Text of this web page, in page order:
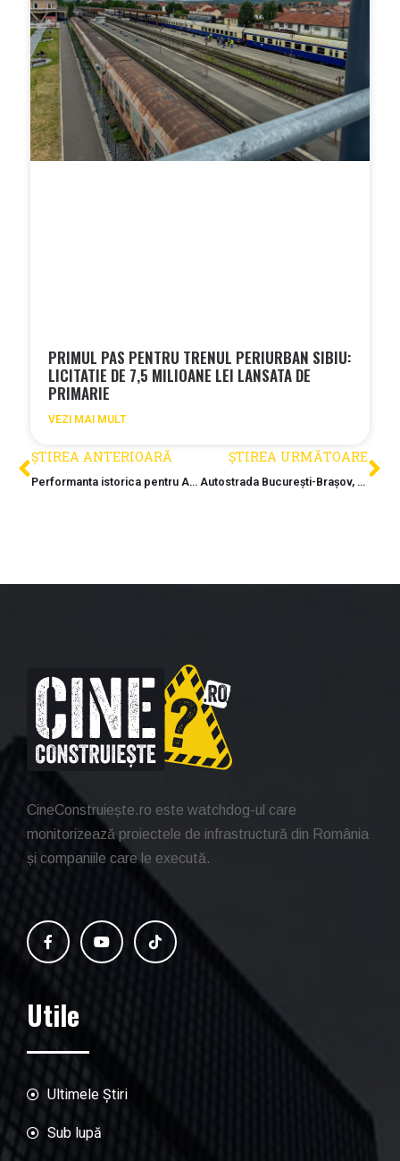
PRIMUL PAS PENTRU TRENUL PERIURBAN SIBIU:
LICITATIE DE 7,5 MILIOANE LEI LANSATA DE
PRIMARIE
VEZI MAI MULT
ȘTIREA ANTERIOARĂ
Performanta istorica pentru AKTOR Romania: Locul 7 în topul celor mai mari proiecte feroviare europene cu tehnologie TBM
ȘTIREA URMĂTOARE
Autostrada București-Brașov, blocata de neintelegeri între CNIR și proiectant
CineConstruiește.ro este watchdog-ul care
monitorizează proiectele de infrastructură din România
și companiile care le execută.
Utile
Ultimele Știri
Sub lupă